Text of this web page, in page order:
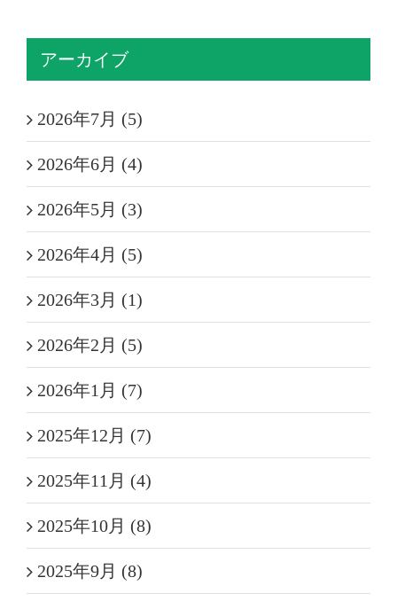
アーカイブ
2026年7月 (5)
2026年6月 (4)
2026年5月 (3)
2026年4月 (5)
2026年3月 (1)
2026年2月 (5)
2026年1月 (7)
2025年12月 (7)
2025年11月 (4)
2025年10月 (8)
2025年9月 (8)